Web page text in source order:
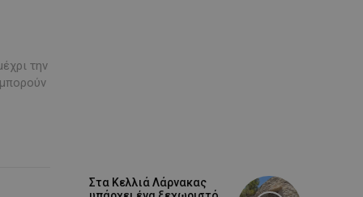
την
Στα Κελλιά Λάρνακας